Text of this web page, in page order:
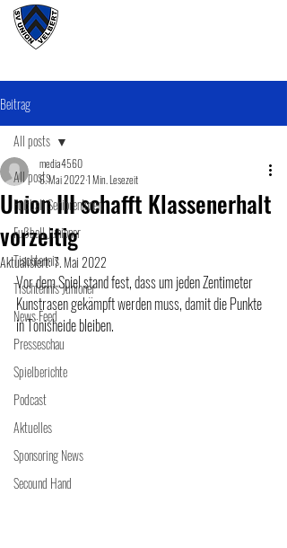
Beitrag
All posts
Fußball SeniorenInnen
Fußball Junioner
Tischtennis
Tischtennis Junioner
News Feed
Presseschau
Spielberichte
Podcast
Aktuelles
Sponsoring News
Secound Hand
All posts
Union III schafft Klassenerhalt
vorzeitig
media4560
6. Mai 20221 Min. Lesezeit
Aktualisiert:7. Mai 2022
Vor dem Spiel stand fest, dass um jeden Zentimeter
Kunstrasen gekämpft werden muss, damit die Punkte
in Tönisheide bleiben.